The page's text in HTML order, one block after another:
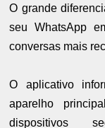
O grande
seu WhatsApp
conversas mais
O aplicativo
aparelho
dispositivos